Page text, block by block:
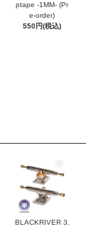
ptape -1MM- (Pr
e-order)
550円(税込)
BLACKRIVER 3.